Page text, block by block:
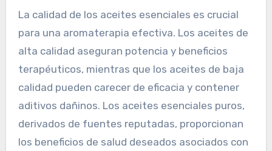
La calidad de los aceites esenciales es crucial
para una aromaterapia efectiva. Los aceites de
alta calidad aseguran potencia y beneficios
terapéuticos, mientras que los aceites de baja
calidad pueden carecer de eficacia y contener
aditivos dañinos. Los aceites esenciales puros,
derivados de fuentes reputadas, proporcionan
los beneficios de salud deseados asociados con